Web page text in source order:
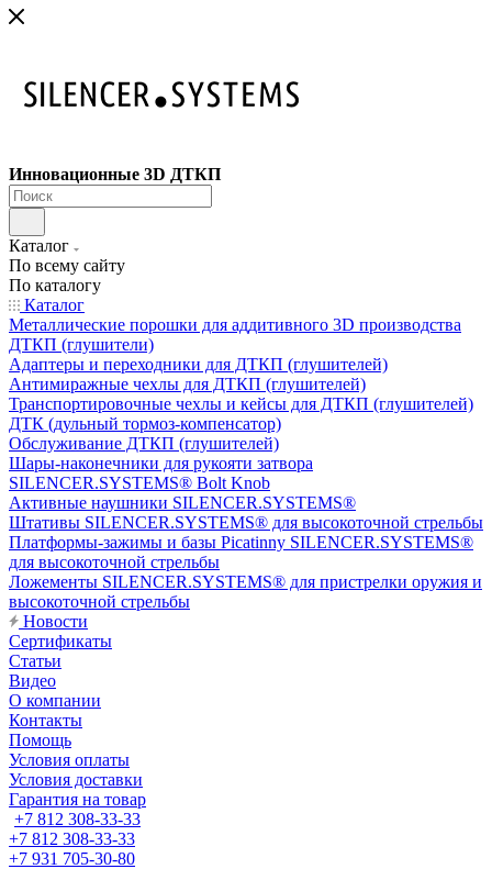
Инновационные 3D ДТКП
Каталог
По всему сайту
По каталогу
Каталог
Металлические порошки для аддитивного 3D производства
ДТКП (глушители)
Адаптеры и переходники для ДТКП (глушителей)
Антимиражные чехлы для ДТКП (глушителей)
Транспортировочные чехлы и кейсы для ДТКП (глушителей)
ДТК (дульный тормоз-компенсатор)
Обслуживание ДТКП (глушителей)
Шары-наконечники для рукояти затвора
SILENCER.SYSTEMS® Bolt Knob
Активные наушники SILENCER.SYSTEMS®
Штативы SILENCER.SYSTEMS® для высокоточной стрельбы
Платформы-зажимы и базы Picatinny SILENCER.SYSTEMS®
для высокоточной стрельбы
Ложементы SILENCER.SYSTEMS® для пристрелки оружия и
высокоточной стрельбы
Новости
Сертификаты
Статьи
Видео
О компании
Контакты
Помощь
Условия оплаты
Условия доставки
Гарантия на товар
+7 812 308-33-33
+7 812 308-33-33
+7 931 705-30-80